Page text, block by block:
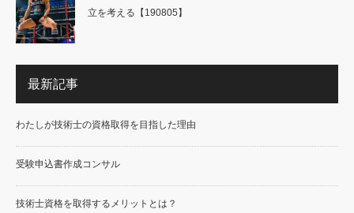
立を考える【190805】
最新記事
わたしが技術士の資格取得を目指した理由
受験申込書作成コンサル
技術士資格を取得するメリットとは？